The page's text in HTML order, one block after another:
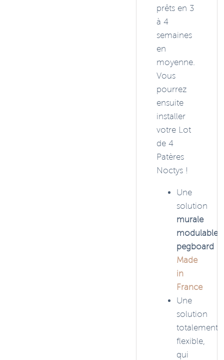
prêts en 3
à 4
semaines
en
moyenne.
Vous
pourrez
ensuite
installer
votre Lot
de 4
Patères
Noctys !
Une
solution
murale
modulable
pegboard
Made
in
France
Une
solution
totalement
flexible,
qui